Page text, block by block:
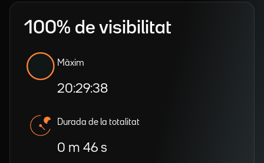
100% de visibilitat
Màxim
20:29:38
Durada de la totalitat
0 m 46 s